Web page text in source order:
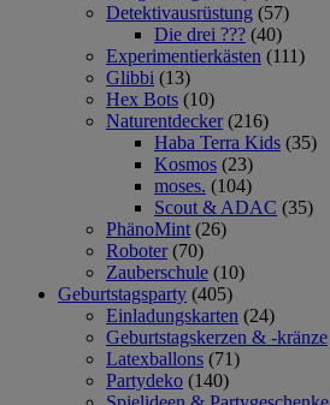
Detektivausrüstung (57)
Die drei ??? (40)
Experimentierkästen (111)
Glibbi (13)
Hex Bots (10)
Naturentdecker (216)
Haba Terra Kids (35)
Kosmos (23)
moses. (104)
Scout & ADAC (35)
PhänoMint (26)
Roboter (70)
Zauberschule (10)
Geburtstagsparty (405)
Einladungskarten (24)
Geburtstagskerzen & -kränze
Latexballons (71)
Partydeko (140)